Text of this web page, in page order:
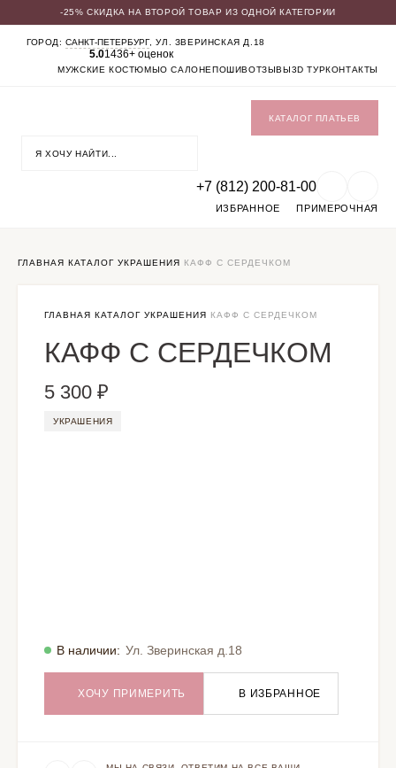
-25% СКИДКА НА ВТОРОЙ ТОВАР ИЗ ОДНОЙ КАТЕГОРИИ
ГОРОД: САНКТ-ПЕТЕРБУРГ, УЛ. ЗВЕРИНСКАЯ Д.18
5.01436+ оценок
МУЖСКИЕ КОСТЮМЫО САЛОНЕПОШИВОТЗЫВЫ3D ТУРКОНТАКТЫ
КАТАЛОГ ПЛАТЬЕВ
+7 (812) 200-81-00
ИЗБРАННОЕ ПРИМЕРОЧНАЯ
ГЛАВНАЯ КАТАЛОГ УКРАШЕНИЯ КАФФ С СЕРДЕЧКОМ
ГЛАВНАЯ КАТАЛОГ УКРАШЕНИЯ КАФФ С СЕРДЕЧКОМ
КАФФ С СЕРДЕЧКОМ
5 300 ₽
УКРАШЕНИЯ
В наличии: Ул. Зверинская д.18
ХОЧУ ПРИМЕРИТЬ В ИЗБРАННОЕ
КАТАЛОГ
СВАДЕБНЫЕ ПЛАТЬЯ
ВЕЧЕРНИЕ ПЛАТЬЯ